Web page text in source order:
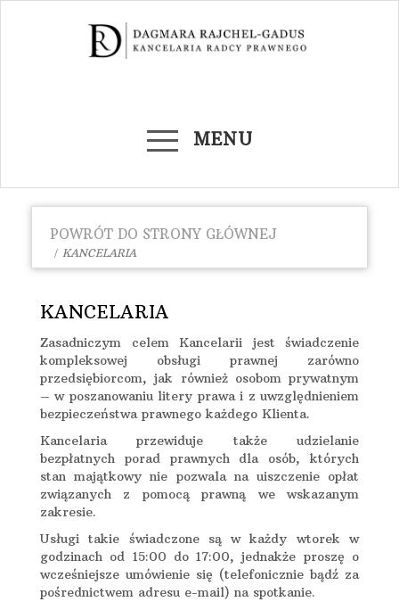
MENU
POWRÓT DO STRONY GŁÓWNEJ
KANCELARIA
KANCELARIA
Zasadniczym celem Kancelarii jest świadczenie
kompleksowej obsługi prawnej zarówno
przedsiębiorcom, jak również osobom prywatnym
– w poszanowaniu litery prawa i z uwzględnieniem
bezpieczeństwa prawnego każdego Klienta.
Kancelaria przewiduje także udzielanie
bezpłatnych porad prawnych dla osób, których
stan majątkowy nie pozwala na uiszczenie opłat
związanych z pomocą prawną we wskazanym
zakresie.
Usługi takie świadczone są w każdy wtorek w
godzinach od 15:00 do 17:00, jednakże proszę o
wcześniejsze umówienie się (telefonicznie bądź za
pośrednictwem adresu e-mail) na spotkanie.